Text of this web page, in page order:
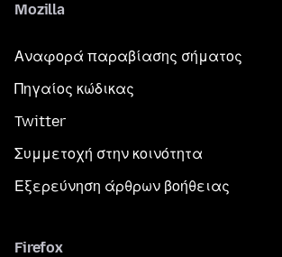
Mozilla
Αναφορά παραβίασης σήματος
Πηγαίος κώδικας
Twitter
Συμμετοχή στην κοινότητα
Εξερεύνηση άρθρων βοήθειας
Firefox